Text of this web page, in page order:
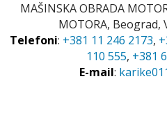
MAŠINSKA OBRADA
MOTORA, Beograd,
Telefoni: +381 11 246 2173,
110 555, +381
E-mail: